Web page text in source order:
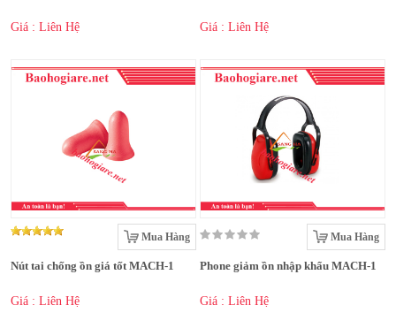
Giá : Liên Hệ Giá : Liên Hệ
Mua Hàng
Nút tai chống ồn giá tốt MACH-1
Giá : Liên Hệ
Mua Hàng
Phone giảm ồn nhập khẩu MACH-1
Giá : Liên Hệ